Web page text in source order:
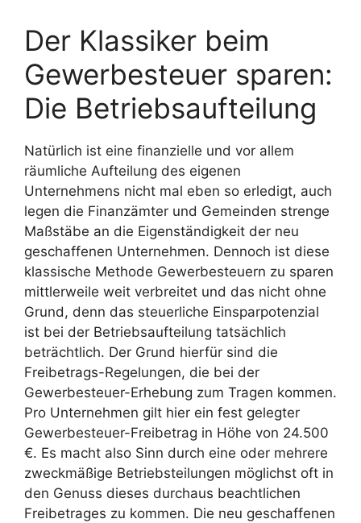
Der Klassiker beim
Gewerbesteuer sparen:
Die Betriebsaufteilung
Natürlich ist eine finanzielle und vor allem
räumliche Aufteilung des eigenen
Unternehmens nicht mal eben so erledigt, auch
legen die Finanzämter und Gemeinden strenge
Maßstäbe an die Eigenständigkeit der neu
geschaffenen Unternehmen. Dennoch ist diese
klassische Methode Gewerbesteuern zu sparen
mittlerweile weit verbreitet und das nicht ohne
Grund, denn das steuerliche Einsparpotenzial
ist bei der Betriebsaufteilung tatsächlich
beträchtlich. Der Grund hierfür sind die
Freibetrags-Regelungen, die bei der
Gewerbesteuer-Erhebung zum Tragen kommen.
Pro Unternehmen gilt hier ein fest gelegter
Gewerbesteuer-Freibetrag in Höhe von 24.500
€. Es macht also Sinn durch eine oder mehrere
zweckmäßige Betriebsteilungen möglichst oft in
den Genuss dieses durchaus beachtlichen
Freibetrages zu kommen. Die neu geschaffenen